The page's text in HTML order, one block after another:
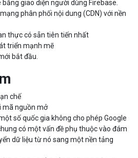
phân phối nội dung (CDN) với nền
thực có sẵn tiên tiến nhất
triển mạnh mẽ
bắt đầu.
chế
nguồn mở
số quốc gia không cho phép Google
có một vấn đề phụ thuộc vào đám
dữ liệu từ nó sang một nền tảng
năng đa nền tảng, nhưng nó tập